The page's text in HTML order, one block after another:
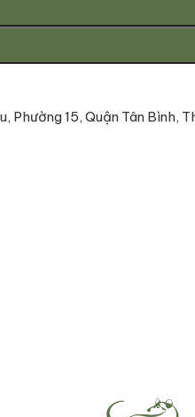
Phường 15, Quận Tân Bình,